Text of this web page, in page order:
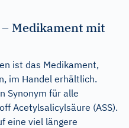
Medikament mit
ist das Medikament,
im Handel erhältlich.
Synonym für alle
Acetylsalicylsäure (ASS).
eine viel längere